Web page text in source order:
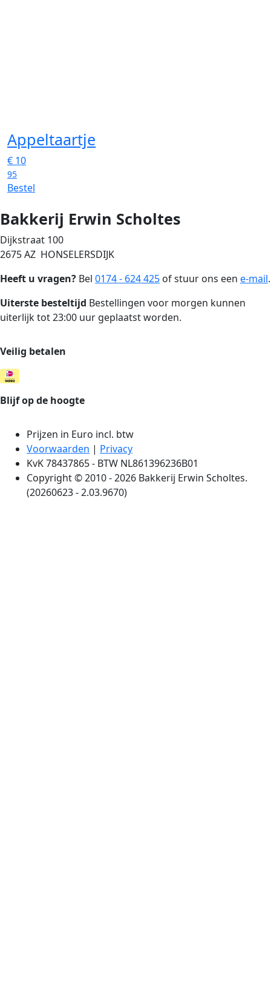
Appeltaartje
€ 10
95
Bestel
Bakkerij Erwin Scholtes
Dijkstraat 100
2675 AZ HONSELERSDIJK
Heeft u vragen? Bel 0174 - 624 425 of stuur ons een e-mail.
Uiterste besteltijd Bestellingen voor morgen kunnen
uiterlijk tot 23:00 uur geplaatst worden.
Veilig betalen
Blijf op de hoogte
Prijzen in Euro incl. btw
Voorwaarden | Privacy
KvK 78437865 - BTW NL861396236B01
Copyright © 2010 - 2026 Bakkerij Erwin Scholtes.
(20260623 - 2.03.9670)